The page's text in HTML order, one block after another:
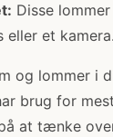
Disse
eller et kamera.
og lommer i
brug for
at tænke